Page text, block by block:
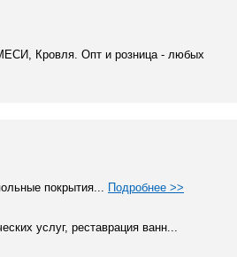
Кровля. Опт и розница - любых
покрытия... Подробнее >>
услуг, реставрация ванн...